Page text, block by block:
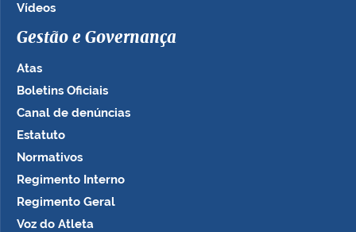
Vídeos
Gestão e Governança
Atas
Boletins Oficiais
Canal de denúncias
Estatuto
Normativos
Regimento Interno
Regimento Geral
Voz do Atleta